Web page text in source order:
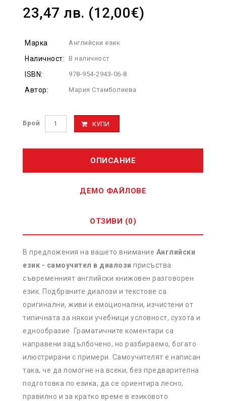
23,47 лв. (12,00€)
Марка Английски език
Наличност: В наличност
ISBN: 978-954-2943-06-8
Автор: Мария Стамболиева
Брой КУПИ
ОПИСАНИЕ
ДЕМО ФАЙЛОВЕ
ОТЗИВИ (0)
В предложения на вашето внимание Английски
език - самоучител в диалози присъства
съвременният английски книжовен разговорен
език. Подбраните диалози и текстове са
оригинални, живи и емоционални, изчистени от
типичната за някои учебници условност, сухота и
еднообразие. Граматичните коментари са
направени задълбочено, но разбираемо, богато
илюстрирани с примери. Самоучителят е написан
така, че да помогне на всеки, без предварителна
подготовка по езика, да се ориентира лесно,
правилно и за кратко време в езиковото